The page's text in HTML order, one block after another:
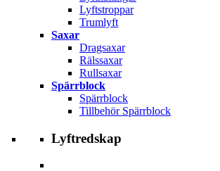
Lyftstroppar
Trumlyft
Saxar
Dragsaxar
Rälssaxar
Rullsaxar
Spärrblock
Spärrblock
Tillbehör Spärrblock
Lyftredskap